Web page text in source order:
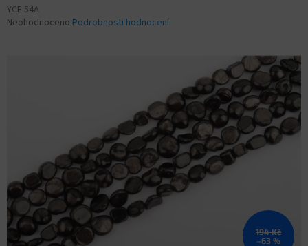
YCE 54A
Průměrné
Neohodnoceno Podrobnosti hodnocení
194 Kč
–63 %